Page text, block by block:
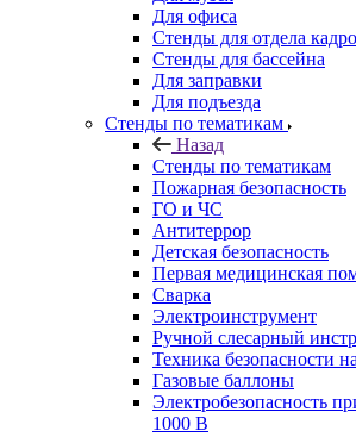
Для офиса
Стенды для отдела
Стенды для бассейна
Для заправки
Для подъезда
Стенды по тематикам
Назад
Стенды по тематикам
Пожарная безопасность
ГО и ЧС
Антитеррор
Детская безопасность
Первая медицинская
Сварка
Электроинструмент
Ручной слесарный
Техника безопасности
Газовые баллоны
Электробезопасность
1000 В